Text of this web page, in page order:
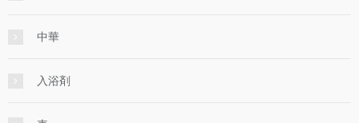
中華
入浴剤